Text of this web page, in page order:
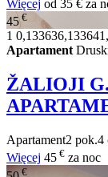
Więcej od 35 € za
45€
1
Apartament
ŽALIOJI
Apartament2 pok.4
Więcej 45 € za noc
€